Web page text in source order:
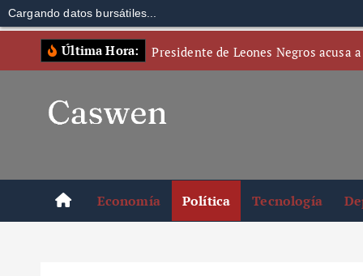
Cargando datos bursátiles...
Última Hora: Presidente de Leones Negros acusa
Economía Política Tecnología